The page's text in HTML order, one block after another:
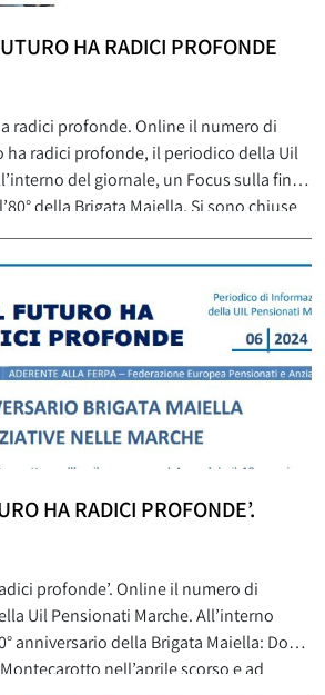
HA RADICI PROFONDE
radici profonde. Online il numero di
ha radici profonde, il periodico della Uil
del giornale, un Focus sulla fine
della Brigata Maiella. Si sono chiuse
il 2 settembre a Pesaro, le celebrazioni
della Brigata
HA RADICI PROFONDE’.
profonde’. Online il numero di
Uil Pensionati Marche. All’interno
anniversario della Brigata Maiella: Dopo
nell’aprile scorso e ad